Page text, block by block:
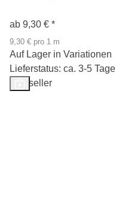
ab 9,30 € *
9,30 € pro 1 m
Auf Lager in Variationen
Lieferstatus: ca. 3-5 Tage
Bestseller